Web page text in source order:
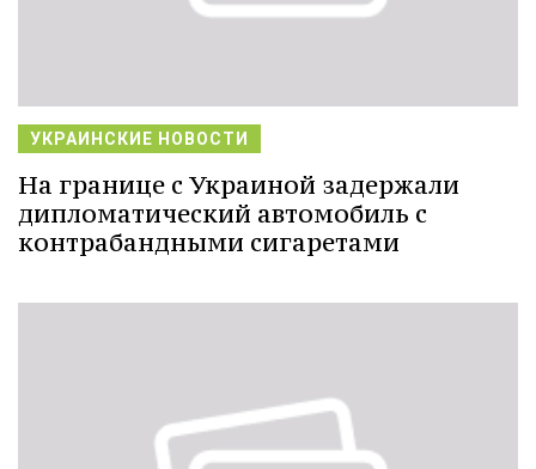
УКРАИНСКИЕ НОВОСТИ
На границе с Украиной задержали
дипломатический автомобиль с
контрабандными сигаретами